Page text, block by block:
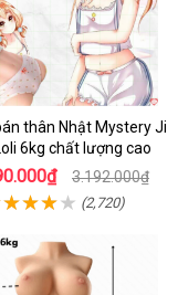
thân Nhật Mystery Ji
6kg chất lượng cao
3.192.000₫
(2,720)